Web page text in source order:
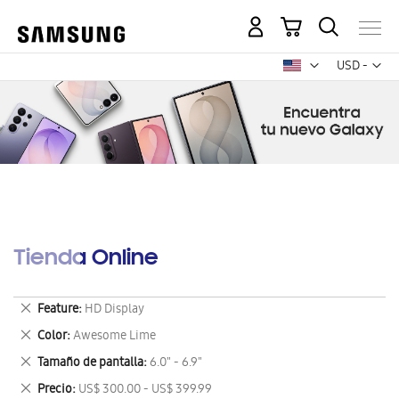
USD -
dólar
Mi carrito
Tienda Online
Feature HD Display
Eliminar
este
artículo
Color Awesome Lime
Eliminar
este
artículo
Tamaño de pantalla 6.0" - 6.9"
Eliminar
este
Precio US$ 300.00 - US$ 399.99
Eliminar